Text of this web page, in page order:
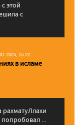
этой
с
15:22
в исламе
попробовал ...